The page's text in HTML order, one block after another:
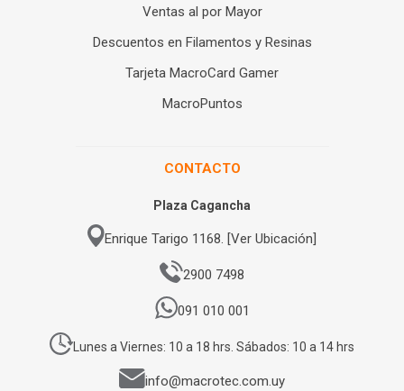
Ventas al por Mayor
Descuentos en Filamentos y Resinas
Tarjeta MacroCard Gamer
MacroPuntos
CONTACTO
Plaza Cagancha
Enrique Tarigo 1168. [Ver Ubicación]
2900 7498
091 010 001
Lunes a Viernes: 10 a 18 hrs. Sábados: 10 a 14 hrs
info@macrotec.com.uy